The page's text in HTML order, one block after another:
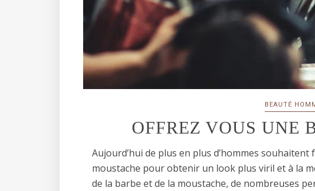
BEAUTÉ
OFFREZ VOUS UNE
Aujourd’hui de plus en plus d’hommes
moustache pour obtenir un look plus viril et à la
de la barbe et de la moustache, de nombreuses